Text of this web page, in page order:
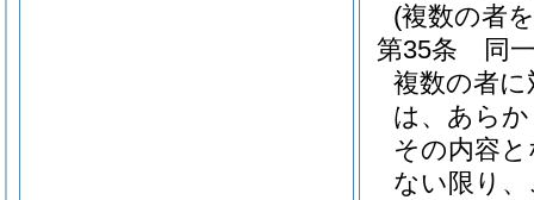
(複数の者
第35条
同
複数の者
は、あら
その内容
ない限り